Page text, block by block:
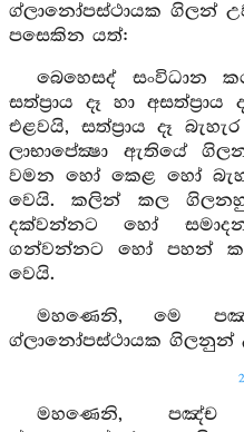
ග්ලානෝපස්ථායක ගිලන්
පසෙකින යත්:
බෙහෙසද් සංවිධාන
සත්ප්‍රාය දෑ හා
එළවයි, සත්ප්‍රාය දෑ
ලාභාපේක්‍ෂා ඇතියේ
වමන හෝ කෙළ හෝ
වෙයි. කලින් කල
දක්වන්නට හෝ
ගන්වන්නට හෝ පහන්
වෙයි.
මහණෙනි, මෙ
ග්ලානෝපස්ථායක
මහණෙනි, පඤ්ච